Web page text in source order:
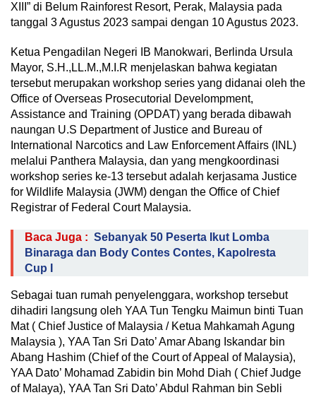
XIII” di Belum Rainforest Resort, Perak, Malaysia pada
tanggal 3 Agustus 2023 sampai dengan 10 Agustus 2023.
Ketua Pengadilan Negeri IB Manokwari, Berlinda Ursula
Mayor, S.H.,LL.M.,M.I.R menjelaskan bahwa kegiatan
tersebut merupakan workshop series yang didanai oleh the
Office of Overseas Prosecutorial Develompment,
Assistance and Training (OPDAT) yang berada dibawah
naungan U.S Department of Justice and Bureau of
International Narcotics and Law Enforcement Affairs (INL)
melalui Panthera Malaysia, dan yang mengkoordinasi
workshop series ke-13 tersebut adalah kerjasama Justice
for Wildlife Malaysia (JWM) dengan the Office of Chief
Registrar of Federal Court Malaysia.
Baca Juga : Sebanyak 50 Peserta Ikut Lomba
Binaraga dan Body Contes Contes, Kapolresta
Cup I
Sebagai tuan rumah penyelenggara, workshop tersebut
dihadiri langsung oleh YAA Tun Tengku Maimun binti Tuan
Mat ( Chief Justice of Malaysia / Ketua Mahkamah Agung
Malaysia ), YAA Tan Sri Dato’ Amar Abang Iskandar bin
Abang Hashim (Chief of the Court of Appeal of Malaysia),
YAA Dato’ Mohamad Zabidin bin Mohd Diah ( Chief Judge
of Malaya), YAA Tan Sri Dato’ Abdul Rahman bin Sebli